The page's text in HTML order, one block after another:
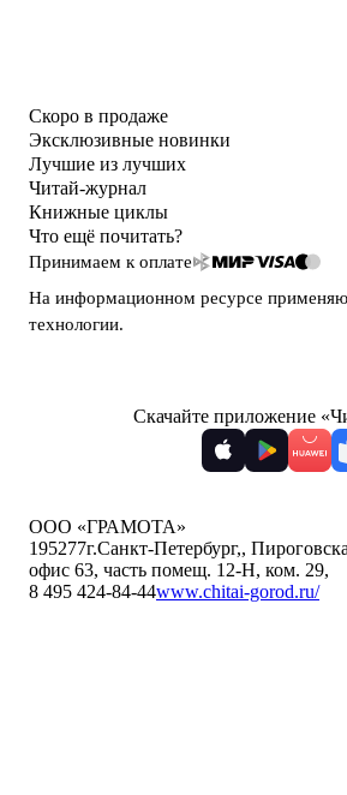
Скоро в продаже
Эксклюзивные новинки
Лучшие из лучших
Читай-журнал
Книжные циклы
Что ещё почитать?
Принимаем к оплате
На информационном ресурсе
технологии.
Скачайте приложение
ООО «ГРАМОТА»
195277г.Санкт-Петербург,,
офис 63, часть помещ. 12-Н, ком. 29,
8 495 424-84-44www.chitai-gorod.ru/